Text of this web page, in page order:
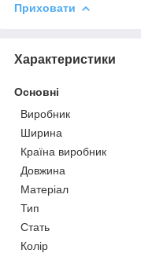
Приховати
Характеристики
Основні
Виробник
Ширина
Країна виробник
Довжина
Матеріал
Тип
Стать
Колір